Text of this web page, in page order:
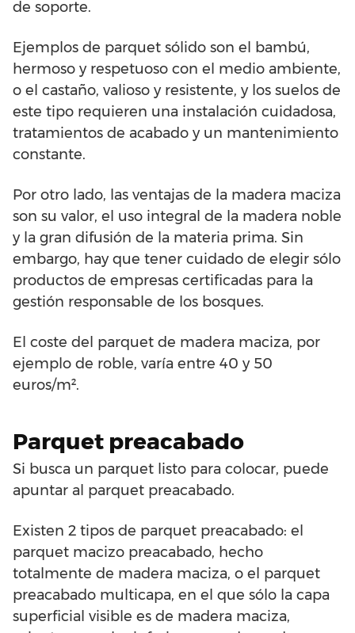
de soporte.
Ejemplos de parquet sólido son el bambú,
hermoso y respetuoso con el medio ambiente,
o el castaño, valioso y resistente, y los suelos de
este tipo requieren una instalación cuidadosa,
tratamientos de acabado y un mantenimiento
constante.
Por otro lado, las ventajas de la madera maciza
son su valor, el uso integral de la madera noble
y la gran difusión de la materia prima. Sin
embargo, hay que tener cuidado de elegir sólo
productos de empresas certificadas para la
gestión responsable de los bosques.
El coste del parquet de madera maciza, por
ejemplo de roble, varía entre 40 y 50
euros/m².
Parquet preacabado
Si busca un parquet listo para colocar, puede
apuntar al parquet preacabado.
Existen 2 tipos de parquet preacabado: el
parquet macizo preacabado, hecho
totalmente de madera maciza, o el parquet
preacabado multicapa, en el que sólo la capa
superficial visible es de madera maciza,